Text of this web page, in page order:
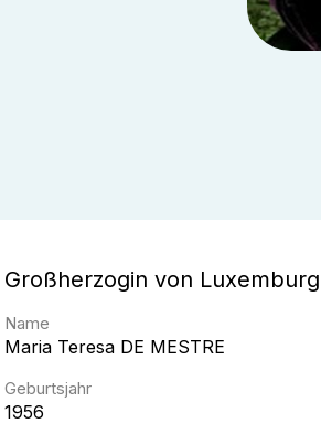
Großherzogin von Luxemburg
Name
Maria Teresa DE MESTRE
Geburtsjahr
1956